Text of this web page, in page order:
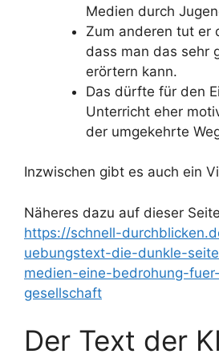
Medien durch
Zum anderen tut er
dass man das sehr
erörtern kann.
Das dürfte für den
Unterricht eher
der umgekehrte
Inzwischen gibt es auch ein
Näheres dazu auf dieser
https://schnell-
uebungstext-die-dunkle-
medien-eine-bedrohung-
gesellschaft
Der Text der KI